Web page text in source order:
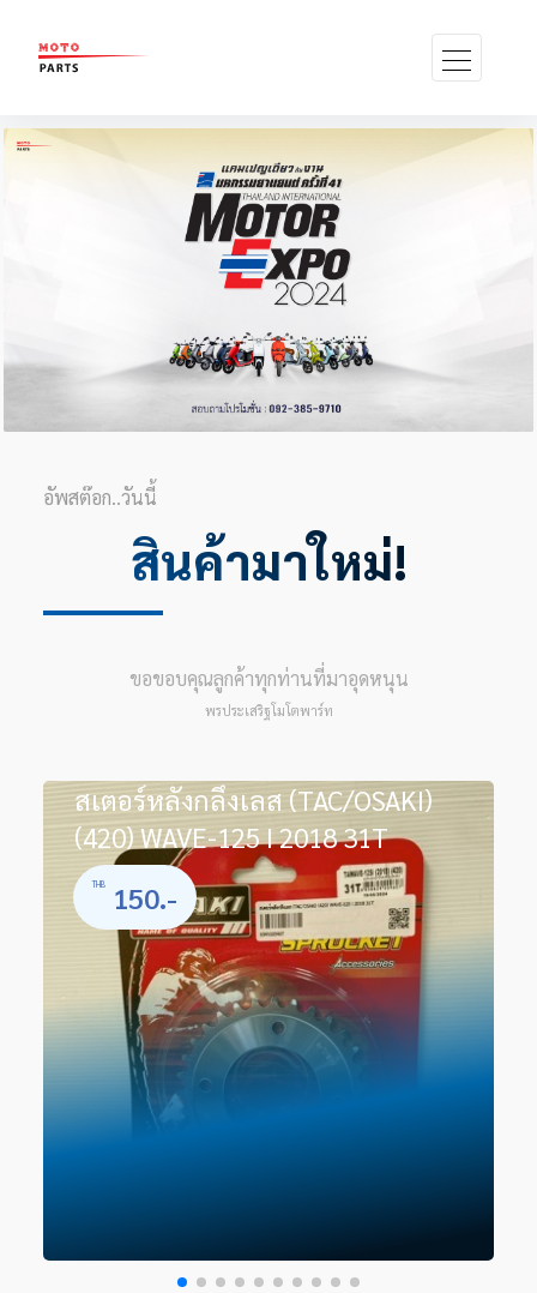
อัพสต๊อก..วันนี้
สินค้ามาใหม่!
ขอขอบคุณลูกค้าทุกท่านที่มาอุดหนุน
พรประเสริฐโมโตพาร์ท
สเตอร์หลังกลึงเลส (TAC/OSAKI)
(420) WAVE-125 I 2018 31T
THB150.-